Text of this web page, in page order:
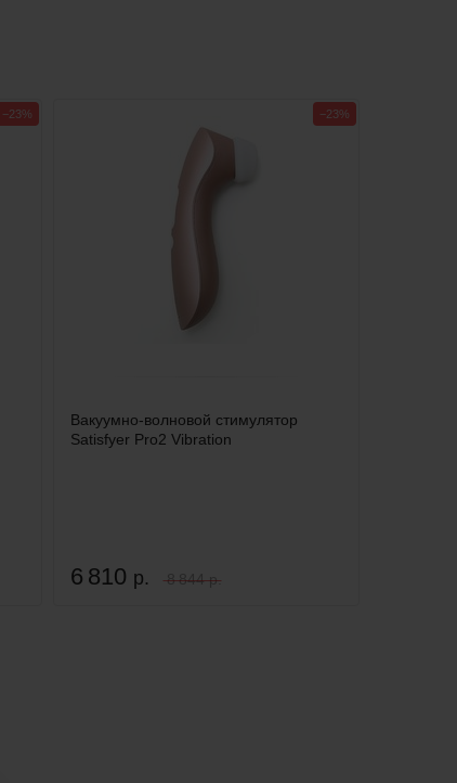
−23%
Вакуумно-волновой стимулятор
Satisfyer Pro2 Vibration
6 810 р. 8 844 р.
−23%